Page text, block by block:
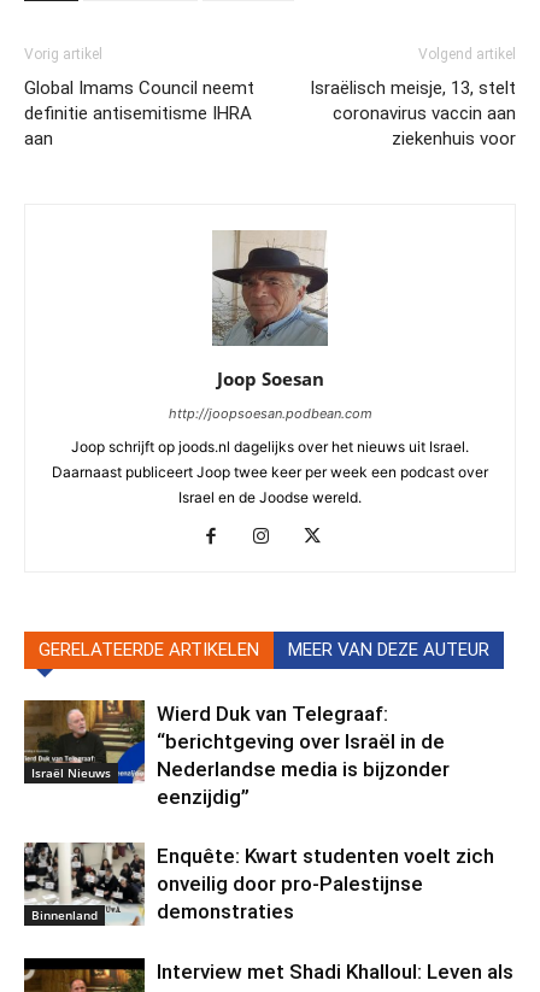
Vorig artikel
Global Imams Council neemt
definitie antisemitisme IHRA
aan
Volgend artikel
Israëlisch meisje, 13, stelt
coronavirus vaccin aan
ziekenhuis voor
Joop Soesan
http://joopsoesan.podbean.com
Joop schrijft op joods.nl dagelijks over het nieuws uit Israel.
Daarnaast publiceert Joop twee keer per week een podcast over
Israel en de Joodse wereld.
GERELATEERDE ARTIKELEN MEER VAN DEZE AUTEUR
Israël Nieuws
Wierd Duk van Telegraaf:
“berichtgeving over Israël in de
Nederlandse media is bijzonder
eenzijdig”
Binnenland
Enquête: Kwart studenten voelt zich
onveilig door pro-Palestijnse
demonstraties
Interview met Shadi Khalloul: Leven als